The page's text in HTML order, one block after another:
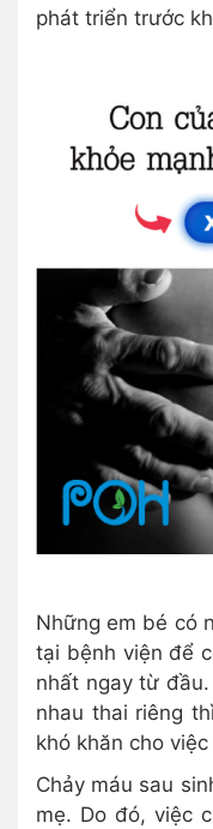
phát triển trước
Những em bé có
tại bệnh viện để
nhất ngay từ
nhau thai riêng
khó khăn cho
Chảy máu sau
mẹ. Do đó, việc